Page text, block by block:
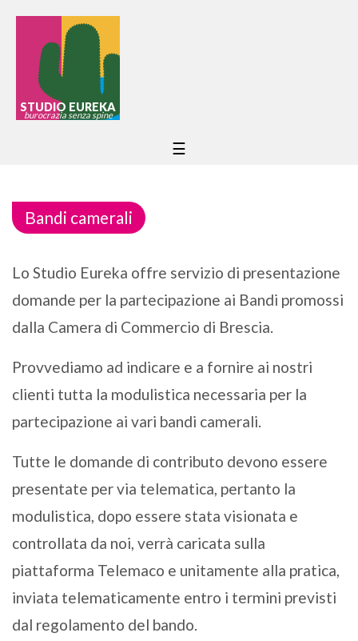
STUDIO EUREKA
burocrazia senza spine
☰
Bandi camerali
Lo Studio Eureka offre servizio di presentazione
domande per la partecipazione ai Bandi promossi
dalla Camera di Commercio di Brescia.
Provvediamo ad indicare e a fornire ai nostri
clienti tutta la modulistica necessaria per la
partecipazione ai vari bandi camerali.
Tutte le domande di contributo devono essere
presentate per via telematica, pertanto la
modulistica, dopo essere stata visionata e
controllata da noi, verrà caricata sulla
piattaforma Telemaco e unitamente alla pratica,
inviata telematicamente entro i termini previsti
dal regolamento del bando.